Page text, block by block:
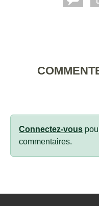
Connectez-vous
commentaires.